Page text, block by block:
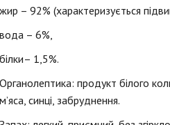
жир – 92% (характеризується
вода – 6%,
білки– 1,5%.
Органолептика: продукт білого
м’яса, синці, забруднення.